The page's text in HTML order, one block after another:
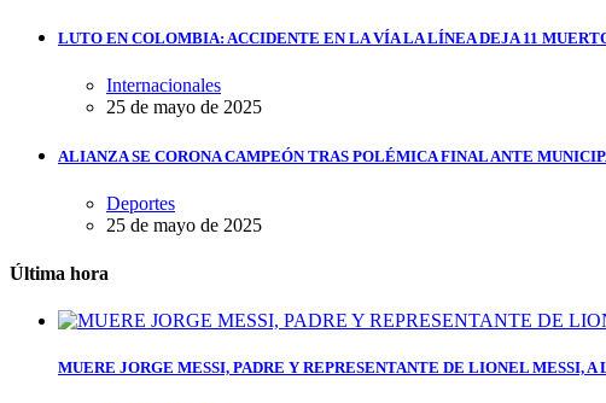
LUTO EN COLOMBIA: ACCIDENTE EN LA VÍA LA LÍNEA DEJA 11
Internacionales
25 de mayo de 2025
ALIANZA SE CORONA CAMPEÓN TRAS POLÉMICA FINAL ANTE
Deportes
25 de mayo de 2025
Última hora
MUERE JORGE MESSI, PADRE Y REPRESENTANTE DE LIONEL MESSI, A